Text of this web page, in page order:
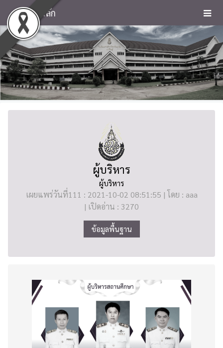
หน้าหลัก
ผู้บริหาร
ผู้บริหาร
เผยแพร่วันที่111 : 2021-10-02 08:51:55 | โดย : aaa
| เปิดอ่าน : 3270
ข้อมูลพื้นฐาน